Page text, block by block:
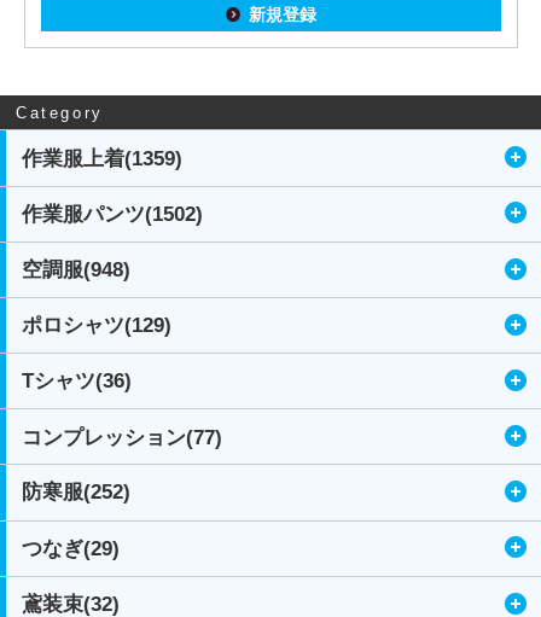
新規登録
Category
作業服上着(1359)
作業服パンツ(1502)
空調服(948)
ポロシャツ(129)
Tシャツ(36)
コンプレッション(77)
防寒服(252)
つなぎ(29)
鳶装束(32)